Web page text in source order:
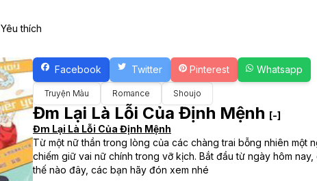
Yêu thích
Facebook Twitter Pinterest Whatsapp
Truyện Màu Romance Shoujo
Đm Lại Là Lỗi Của Định Mệnh [-]
Đm Lại Là Lỗi Của Định Mệnh
Từ một nữ thần trong lòng của các chàng trai bỗng nhiên một
chiếm giữ vai nữ chính trong vỡ kịch. Bắt đầu từ ngày hôm
thế nào đây, các bạn hãy đón xem nhé